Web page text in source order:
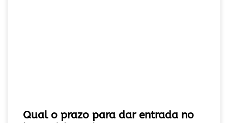
Qual o prazo para dar entrada no